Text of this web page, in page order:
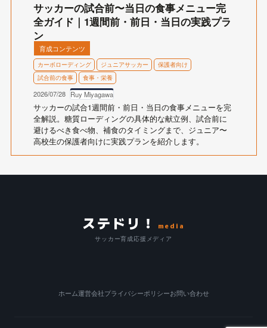
サッカーの試合前〜当日の食事メニュー完
全ガイド｜1週間前・前日・当日の実践プラ
ン
育成コンテンツ
カーボローディング ジュニアサッカー
保護者向け
試合前の食事
食事・栄養
2026/07/28 Ruy Miyagawa
サッカーの試合1週間前・前日・当日の食事メニューを完
全解説。糖質ローディングの具体的な献立例、試合前に
避けるべき食べ物、補食のタイミングまで、ジュニア〜
高校生の保護者向けに実践プランを紹介します。
ステドリ！ media
サッカー育成応援メディア
ホーム運営会社プライバシーポリシーお問い合わせ